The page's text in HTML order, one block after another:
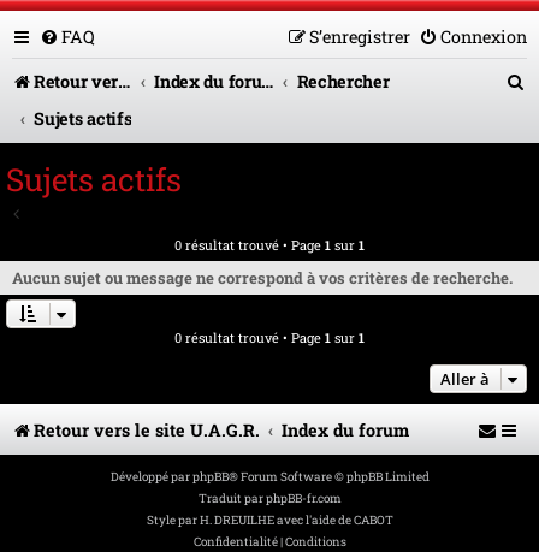
FAQ Connexion
S’enregistrer
Retour vers le site U.A.G.R.
Index du forum
Rechercher
Sujets actifs
r
Sujets actifs
0 résultat trouvé • Page 1 sur 1
Aucun sujet ou message ne correspond à vos critères de recherche.
0 résultat trouvé • Page 1 sur 1
Aller à
Retour vers le site U.A.G.R. Index du forum
Développé parphpBB® Forum Software © phpBB Limited
Traduit parphpBB-fr.com
Style parH. DREUILHE avec l'aide de CABOT
Confidentialité|Conditions